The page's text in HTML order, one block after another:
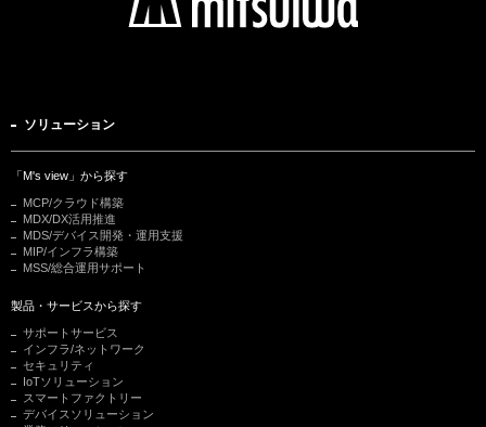
ソリューション
「M's view」から探す
MCP/クラウド構築
MDX/DX活用推進
MDS/デバイス開発・運用支援
MIP/インフラ構築
MSS/総合運用サポート
製品・サービスから探す
サポートサービス
インフラ/ネットワーク
セキュリティ
IoTソリューション
スマートファクトリー
デバイスソリューション